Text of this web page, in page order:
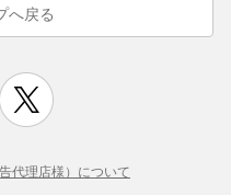
へ戻る
代理店様）について